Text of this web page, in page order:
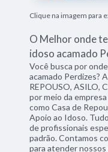
Clique na imagem para
O Melhor onde
idoso acamado
Você busca por
acamado Perdizes?
REPOUSO, ASILO,
por meio da
como Casa de
Apoio ao Idoso.
de profissionais
padrão. Contamos
para atender